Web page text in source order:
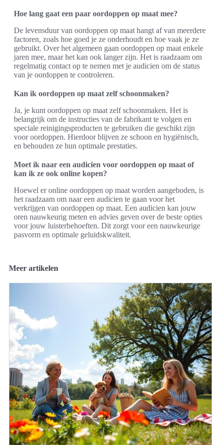
Hoe lang gaat een paar oordoppen op maat mee?
De levensduur van oordoppen op maat hangt af van meerdere
factoren, zoals hoe goed je ze onderhoudt en hoe vaak je ze
gebruikt. Over het algemeen gaan oordoppen op maat enkele
jaren mee, maar het kan ook langer zijn. Het is raadzaam om
regelmatig contact op te nemen met je audicien om de status
van je oordoppen te controleren.
Kan ik oordoppen op maat zelf schoonmaken?
Ja, je kunt oordoppen op maat zelf schoonmaken. Het is
belangrijk om de instructies van de fabrikant te volgen en
speciale reinigingsproducten te gebruiken die geschikt zijn
voor oordoppen. Hierdoor blijven ze schoon en hygiënisch,
en behouden ze hun optimale prestaties.
Moet ik naar een audicien voor oordoppen op maat of
kan ik ze ook online kopen?
Hoewel er online oordoppen op maat worden aangeboden, is
het raadzaam om naar een audicien te gaan voor het
verkrijgen van oordoppen op maat. Een audicien kan jouw
oren nauwkeurig meten en advies geven over de beste opties
voor jouw luisterbehoeften. Dit zorgt voor een nauwkeurige
pasvorm en optimale geluidskwaliteit.
Meer artikelen